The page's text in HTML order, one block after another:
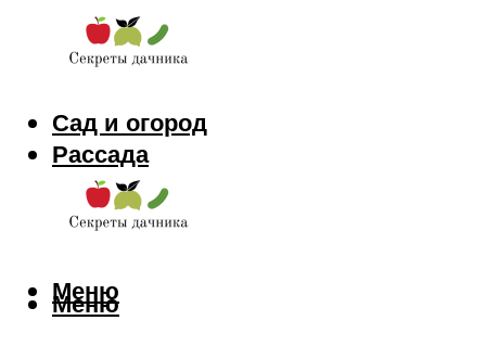
Сад и огород
Рассада
Цветы
Заготовки
Меню
Меню